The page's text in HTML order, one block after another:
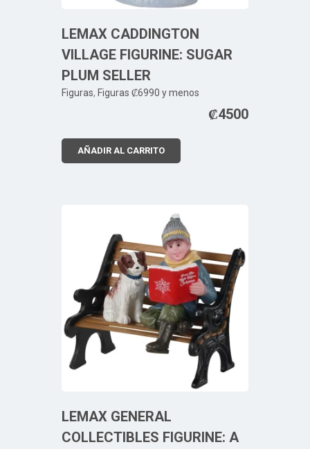
LEMAX CADDINGTON
VILLAGE FIGURINE: SUGAR
PLUM SELLER
Figuras, Figuras ₡6990 y menos
₡4500
AÑADIR AL CARRITO
LEMAX GENERAL
COLLECTIBLES FIGURINE: A